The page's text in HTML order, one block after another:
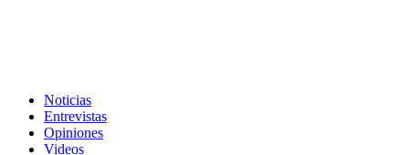
Noticias
Entrevistas
Opiniones
Videos